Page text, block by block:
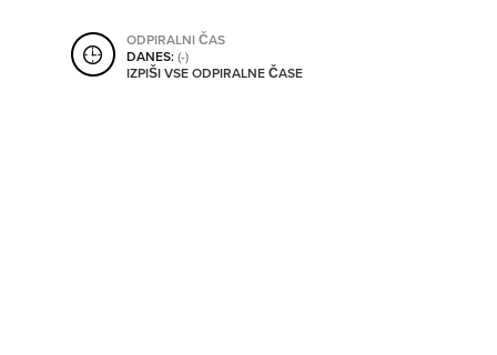
ODPIRALNI ČAS
DANES:(-)
IZPIŠI VSE ODPIRALNE ČASE